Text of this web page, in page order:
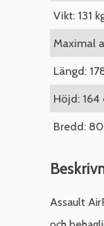
Vikt: 131
Maximal
Längd:
Höjd: 164
Bredd:
Assault